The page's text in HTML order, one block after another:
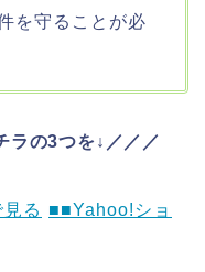
を守ることが必
の3つを↓／／／
る ■■Yahoo!ショ